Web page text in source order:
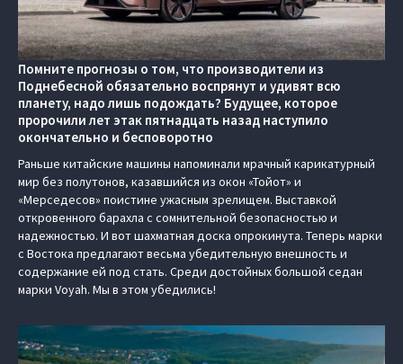
Помните прогнозы о том, что производители из
Поднебесной обязательно воспрянут и удивят всю
планету, надо лишь подождать? Будущее, которое
пророчили лет этак пятнадцать назад наступило
окончательно и бесповоротно
Раньше китайские машины напоминали мрачный карикатурный
мир без полутонов, казавшийся из окон «Тойот» и
«Мерседесов» поистине ужасным зрелищем. Выставкой
откровенного барахла с сомнительной безопасностью и
надежностью. И вот шахматная доска опрокинута. Теперь марки
с Востока предлагают весьма убедительную внешность и
содержание ей под стать. Среди достойных большой седан
марки Voyah. Мы в этом убедились!